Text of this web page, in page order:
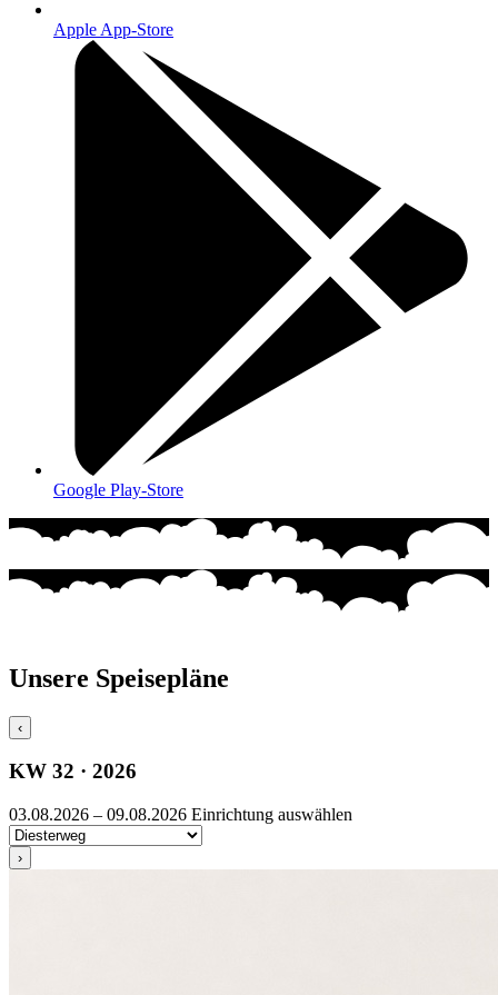
Apple App-Store
Google Play-Store
Unsere Speisepläne
‹
KW 32 · 2026
03.08.2026 – 09.08.2026 Einrichtung auswählen
›